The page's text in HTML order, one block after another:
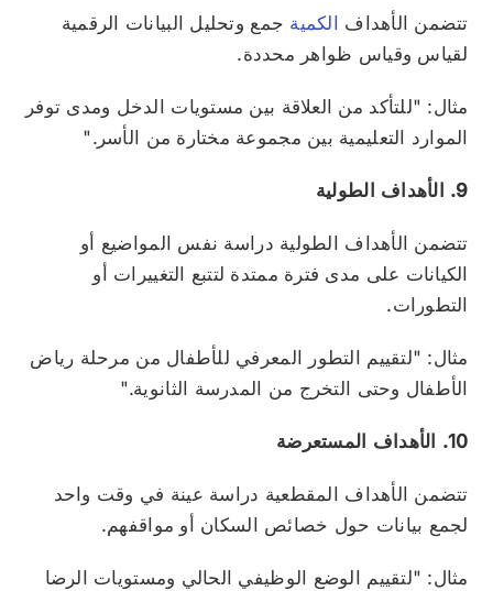
تتضمن الأهداف الكمية جمع وتحليل البيانات الرقمية
لقياس وقياس ظواهر محددة.
مثال: "للتأكد من العلاقة بين مستويات الدخل ومدى توفر
الموارد التعليمية بين مجموعة مختارة من الأسر."
9. الأهداف الطولية
تتضمن الأهداف الطولية دراسة نفس المواضيع أو
الكيانات على مدى فترة ممتدة لتتبع التغييرات أو
التطورات.
مثال: "لتقييم التطور المعرفي للأطفال من مرحلة رياض
الأطفال وحتى التخرج من المدرسة الثانوية."
10. الأهداف المستعرضة
تتضمن الأهداف المقطعية دراسة عينة في وقت واحد
لجمع بيانات حول خصائص السكان أو مواقفهم.
مثال: "لتقييم الوضع الوظيفي الحالي ومستويات الرضا